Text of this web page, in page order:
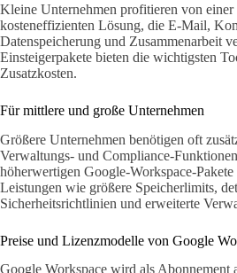
Kleine Unternehmen profitieren von einer
kosteneffizienten Lösung, die E-Mail,
Datenspeicherung und Zusammenarbeit
Einsteigerpakete bieten die wichtigsten
Zusatzkosten.
Für mittlere und große Unternehmen
Größere Unternehmen benötigen oft
Verwaltungs- und Compliance-
höherwertigen Google-Workspace-
Leistungen wie größere Speicherlimits,
Sicherheitsrichtlinien und erweiterte
Preise und Lizenzmodelle von Google
Google Workspace wird als Abonnement